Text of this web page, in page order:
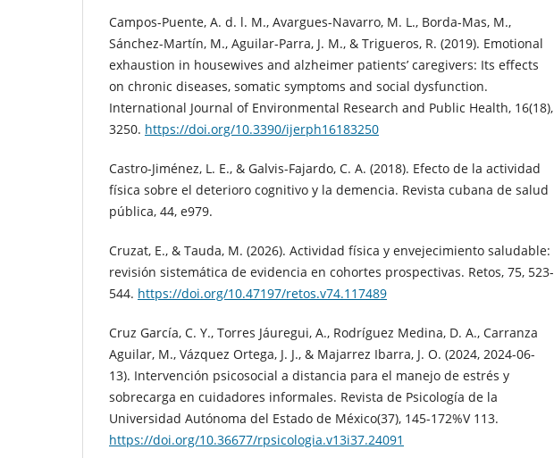
Campos-Puente, A. d. l. M., Avargues-Navarro, M. L., Borda-Mas, M.,
Sánchez-Martín, M., Aguilar-Parra, J. M., & Trigueros, R. (2019). Emotional
exhaustion in housewives and alzheimer patients’ caregivers: Its effects
on chronic diseases, somatic symptoms and social dysfunction.
International Journal of Environmental Research and Public Health, 16(18),
3250. https://doi.org/10.3390/ijerph16183250
Castro-Jiménez, L. E., & Galvis-Fajardo, C. A. (2018). Efecto de la actividad
física sobre el deterioro cognitivo y la demencia. Revista cubana de salud
pública, 44, e979.
Cruzat, E., & Tauda, M. (2026). Actividad física y envejecimiento saludable:
revisión sistemática de evidencia en cohortes prospectivas. Retos, 75, 523-
544. https://doi.org/10.47197/retos.v74.117489
Cruz García, C. Y., Torres Jáuregui, A., Rodríguez Medina, D. A., Carranza
Aguilar, M., Vázquez Ortega, J. J., & Majarrez Ibarra, J. O. (2024, 2024-06-
13). Intervención psicosocial a distancia para el manejo de estrés y
sobrecarga en cuidadores informales. Revista de Psicología de la
Universidad Autónoma del Estado de México(37), 145-172%V 113.
https://doi.org/10.36677/rpsicologia.v13i37.24091